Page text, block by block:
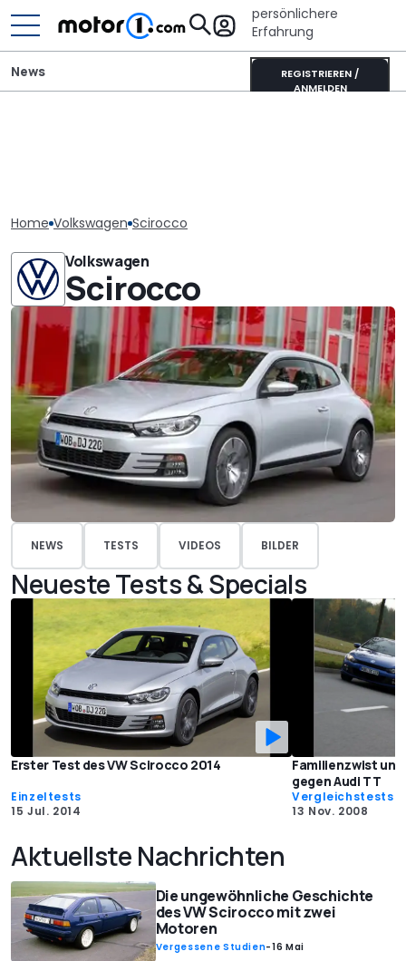
persönlichere
Erfahrung
REGISTRIEREN /
ANMELDEN
News
Home Volkswagen Scirocco
Volkswagen
Scirocco
NEWS TESTS VIDEOS BILDER
Neueste Tests & Specials
Erster Test des VW Scirocco 2014
Einzeltests
15 Jul. 2014
Familienzwist
gegen Audi TT
Vergleichstests
13 Nov. 2008
Aktuellste Nachrichten
Die ungewöhnliche Geschichte
des VW Scirocco mit zwei
Motoren
Vergessene Studien-16 Mai